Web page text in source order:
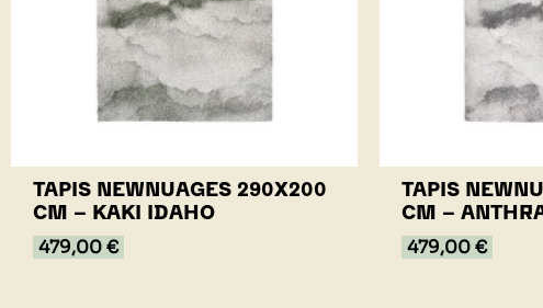
TAPIS NEWNUAGES 290X200
CM - KAKI IDAHO
479,00 €
TAPIS
CM -
479,00 €